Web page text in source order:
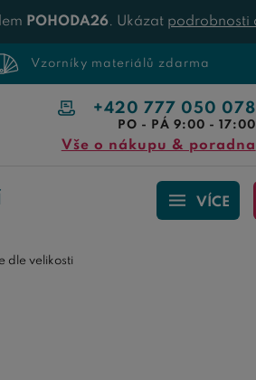
POHODA26. Ukázat podrobnosti
Vzorníky materiálů zdarma
+420 777 050 078
PO - PÁ 9:00 - 17:00
Vše o nákupu & poradna
VÍCE
dle velikosti